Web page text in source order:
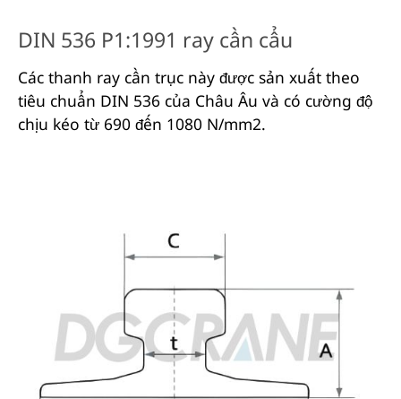
DIN 536 P1:1991 ray cần cẩu
Các thanh ray cần trục này được sản xuất theo
tiêu chuẩn DIN 536 của Châu Âu và có cường độ
chịu kéo từ 690 đến 1080 N/mm2.